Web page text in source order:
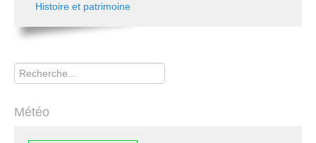
Histoire et patrimoine
Rechercher
Météo